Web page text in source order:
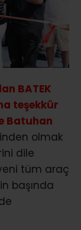
BATEK
teşekkür
Batuhan
olmak
dile
tüm araç
başında